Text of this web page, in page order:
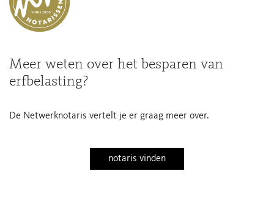
Meer weten over het besparen van
erfbelasting?
De Netwerknotaris vertelt je er graag meer over.
notaris vinden